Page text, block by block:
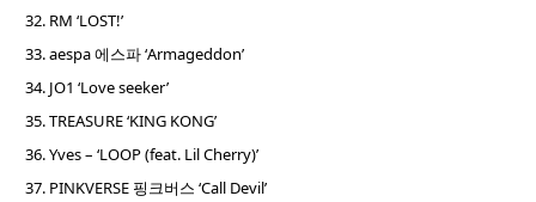
RM ‘LOST!’
aespa 에스파 ‘Armageddon’
JO1 ‘Love seeker’
TREASURE ‘KING KONG’
Yves – ‘LOOP (feat. Lil Cherry)’
PINKVERSE 핑크버스 ‘Call Devil’